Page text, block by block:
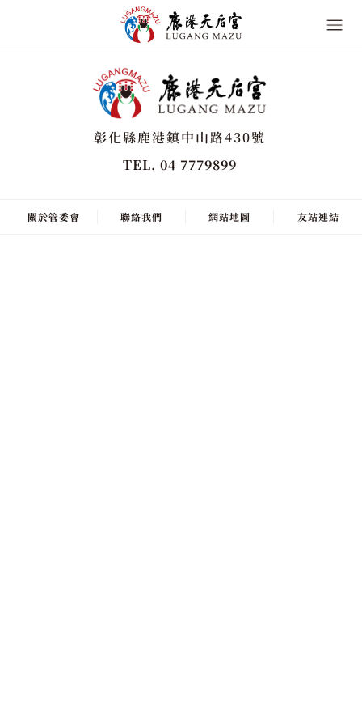
彰化縣鹿港鎮中山路430號
TEL. 04 7779899
關於管委會 聯絡我們 網站地圖 友站連結